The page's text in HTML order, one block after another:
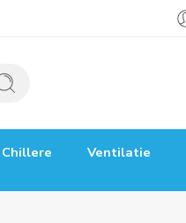
Chillere Ventilatie